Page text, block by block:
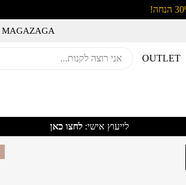
MAGAZAGA
OUTLET
לייעוץ אישי: לחצו כאן